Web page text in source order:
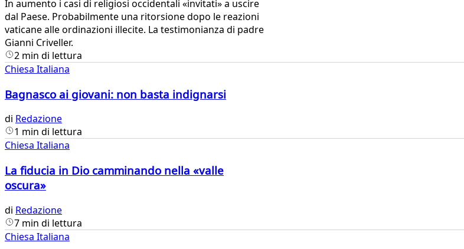
​In aumento i casi di religiosi occidentali «invitati» a uscire
dal Paese. Probabilmente una ritorsione dopo le reazioni
vaticane alle ordinazioni illecite. La testimonianza di padre
Gianni Criveller.
2 min di lettura
Chiesa Italiana
Bagnasco ai giovani: non basta indignarsi
di Redazione
1 min di lettura
Chiesa Italiana
La fiducia in Dio camminando nella «valle
oscura»
di Redazione
7 min di lettura
Chiesa Italiana